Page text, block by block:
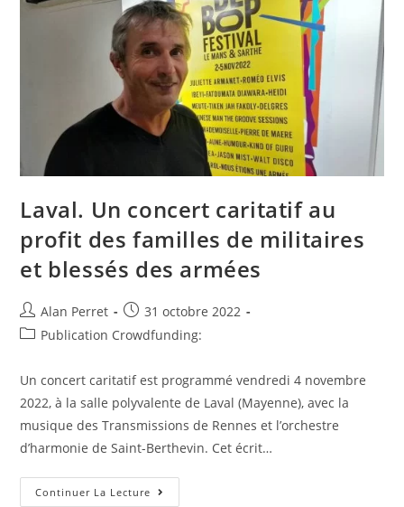
Laval. Un concert caritatif au
profit des familles de militaires
et blessés des armées
Auteur/autrice
de
Alan Perret
Post
published:
31 octobre 2022
PostPublication Crowdfunding:
Un concert caritatif est programmé vendredi 4 novembre
2022, à la salle polyvalente de Laval (Mayenne), avec la
musique des Transmissions de Rennes et l’orchestre
d’harmonie de Saint-Berthevin. Cet écrit…
Continuer La Lecture Laval.